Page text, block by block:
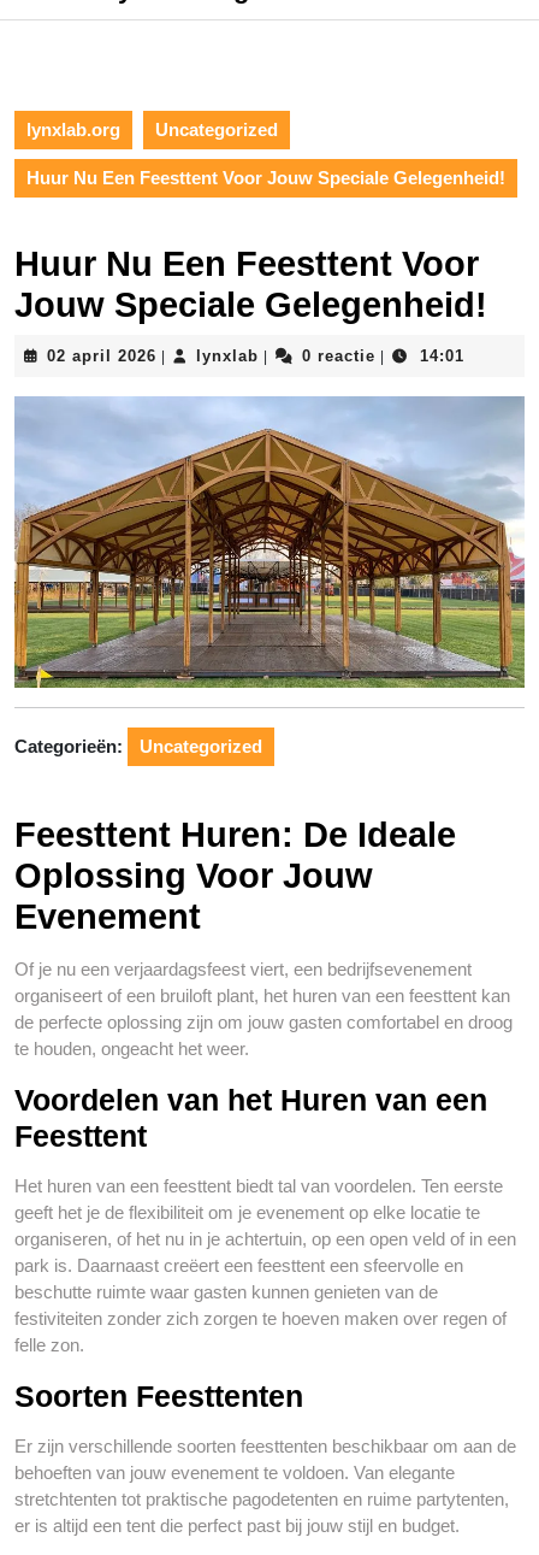
lynxlab.org Uncategorized
Huur Nu Een Feesttent Voor Jouw Speciale Gelegenheid!
Huur Nu Een Feesttent Voor
Jouw Speciale Gelegenheid!
02 april 2026 02
2026
lynxlab lynxlab0 reactie 14:01
Categorieën: Uncategorized
Feesttent Huren: De Ideale
Oplossing Voor Jouw
Evenement
Of je nu een verjaardagsfeest viert, een bedrijfsevenement
organiseert of een bruiloft plant, het huren van een feesttent kan
de perfecte oplossing zijn om jouw gasten comfortabel en droog
te houden, ongeacht het weer.
Voordelen van het Huren van een
Feesttent
Het huren van een feesttent biedt tal van voordelen. Ten eerste
geeft het je de flexibiliteit om je evenement op elke locatie te
organiseren, of het nu in je achtertuin, op een open veld of in een
park is. Daarnaast creëert een feesttent een sfeervolle en
beschutte ruimte waar gasten kunnen genieten van de
festiviteiten zonder zich zorgen te hoeven maken over regen of
felle zon.
Soorten Feesttenten
Er zijn verschillende soorten feesttenten beschikbaar om aan de
behoeften van jouw evenement te voldoen. Van elegante
stretchtenten tot praktische pagodetenten en ruime partytenten,
er is altijd een tent die perfect past bij jouw stijl en budget.